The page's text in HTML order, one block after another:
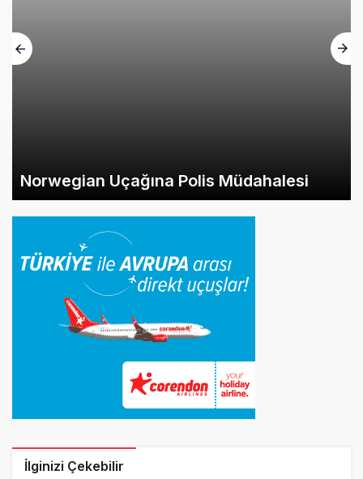
Norwegian Uçağına Polis Müdahalesi
İlginizi Çekebilir